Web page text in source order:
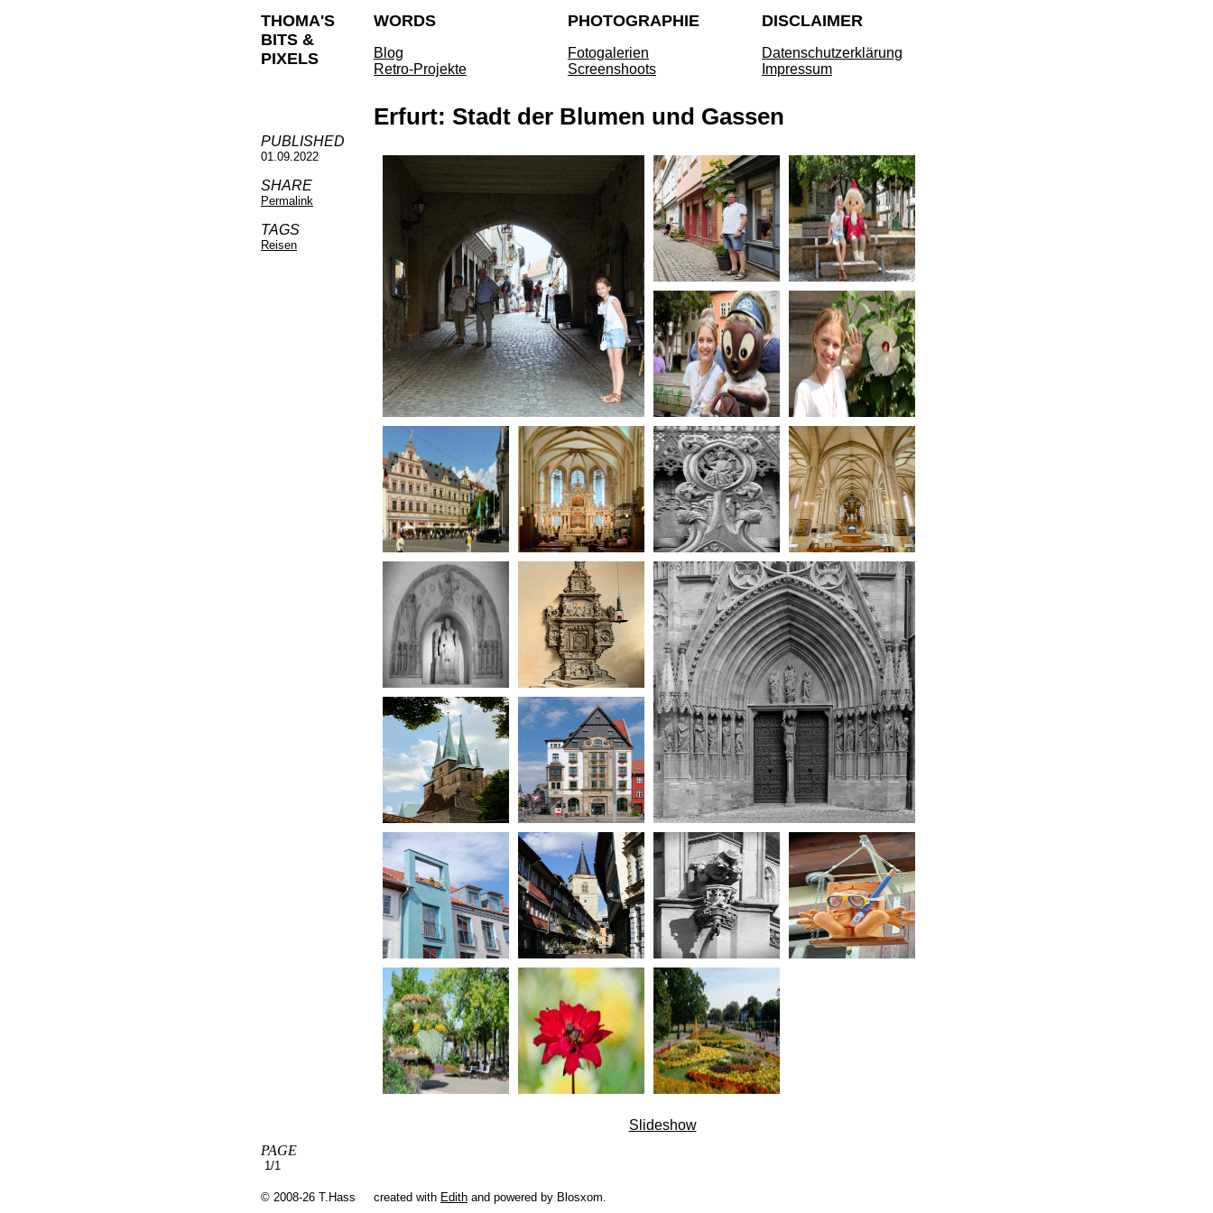
THOMA'S
BITS &
PIXELS
WORDS
Blog
Retro-Projekte
PHOTOGRAPHIE
Fotogalerien
Screenshoots
DISCLAIMER
Datenschutzerklärung
Impressum
PUBLISHED
01.09.2022
SHARE
Permalink
TAGS
Reisen
Erfurt: Stadt der Blumen und Gassen
Slideshow
PAGE
1/1
© 2008-26 T.Hass created with Edith and powered by Blosxom.